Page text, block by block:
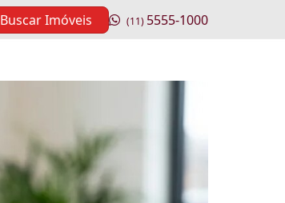
Buscar Imóveis (11) 5555-1000